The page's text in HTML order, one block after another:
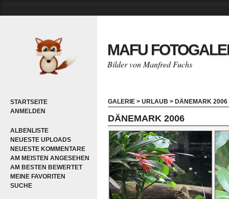
STARTSEITE
ANMELDEN
ALBENLISTE
NEUESTE UPLOADS
NEUESTE KOMMENTARE
AM MEISTEN ANGESEHEN
AM BESTEN BEWERTET
MEINE FAVORITEN
SUCHE
MAFU
Bilder von Manfred Fuchs
GALERIE > URLAUB > DÄNEMARK 2006
DÄNEMARK 2006